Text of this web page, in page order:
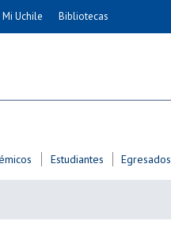
Odontología
Mi Uchile Bibliotecas
Estudiantes Egresados